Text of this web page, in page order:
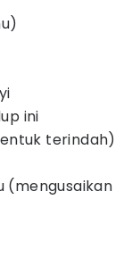
ini
terindah)
(mengusaikan